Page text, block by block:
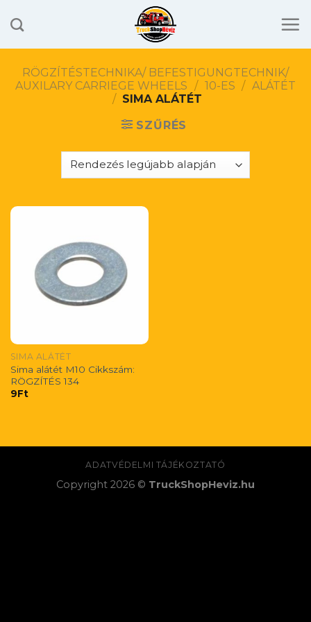
to
RÖGZÍTÉSTECHNIKA/ BEFESTIGUNGTECHNIK/
AUXILARY CARRIEGE WHEELS / 10-ES / ALÁTÉT
/ SIMA ALÁTÉT
SZŰRÉS
SIMA ALÁTÉT
Sima alátét M10 Cikkszám:
RÖGZÍTÉS 134
9Ft
ADATVÉDELMI TÁJÉKOZTATÓ
Copyright 2026 © TruckShopHeviz.hu